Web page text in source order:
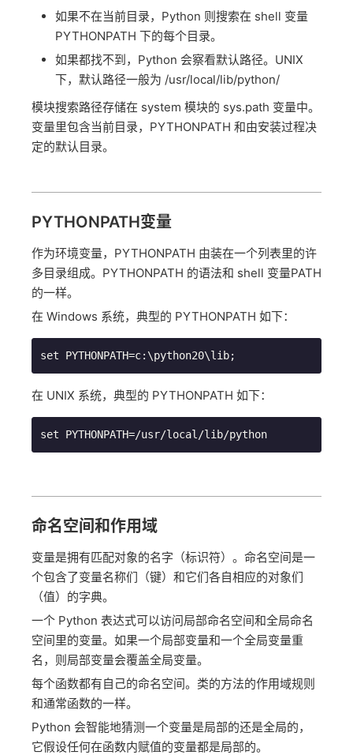
如果不在当前目录，Python 则搜索在 shell 变量
PYTHONPATH 下的每个目录。
如果都找不到，Python 会察看默认路径。UNIX
下，默认路径一般为 /usr/local/lib/python/
模块搜索路径存储在 system 模块的 sys.path 变量中。
变量里包含当前目录，PYTHONPATH 和由安装过程决
定的默认目录。
PYTHONPATH变量
作为环境变量，PYTHONPATH 由装在一个列表里的许
多目录组成。PYTHONPATH 的语法和 shell 变量PATH
的一样。
在 Windows 系统，典型的 PYTHONPATH 如下：
set PYTHONPATH=c:\python20\lib;
在 UNIX 系统，典型的 PYTHONPATH 如下：
set PYTHONPATH=/usr/local/lib/python
命名空间和作用域
变量是拥有匹配对象的名字（标识符）。命名空间是一
个包含了变量名称们（键）和它们各自相应的对象们
（值）的字典。
一个 Python 表达式可以访问局部命名空间和全局命名
空间里的变量。如果一个局部变量和一个全局变量重
名，则局部变量会覆盖全局变量。
每个函数都有自己的命名空间。类的方法的作用域规则
和通常函数的一样。
Python 会智能地猜测一个变量是局部的还是全局的，
它假设任何在函数内赋值的变量都是局部的。